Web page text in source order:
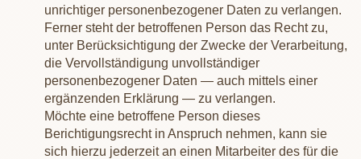
unrichtiger personenbezogener Daten zu verlangen.
Ferner steht der betroffenen Person das Recht zu,
unter Berücksichtigung der Zwecke der Verarbeitung,
die Vervollständigung unvollständiger
personenbezogener Daten — auch mittels einer
ergänzenden Erklärung — zu verlangen.
Möchte eine betroffene Person dieses
Berichtigungsrecht in Anspruch nehmen, kann sie
sich hierzu jederzeit an einen Mitarbeiter des für die